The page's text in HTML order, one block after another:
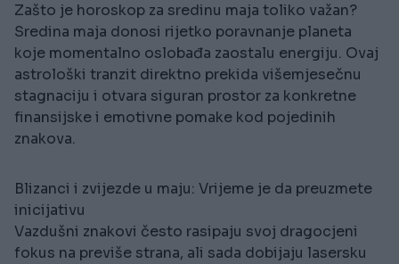
Zašto je horoskop za sredinu maja toliko važan?
Sredina maja donosi rijetko poravnanje planeta
koje momentalno oslobađa zaostalu energiju. Ovaj
astrološki tranzit direktno prekida višemjesečnu
stagnaciju i otvara siguran prostor za konkretne
finansijske i emotivne pomake kod pojedinih
znakova.
Blizanci i zvijezde u maju: Vrijeme je da preuzmete
inicijativu
Vazdušni znakovi često rasipaju svoj dragocjeni
fokus na previše strana, ali sada dobijaju lasersku